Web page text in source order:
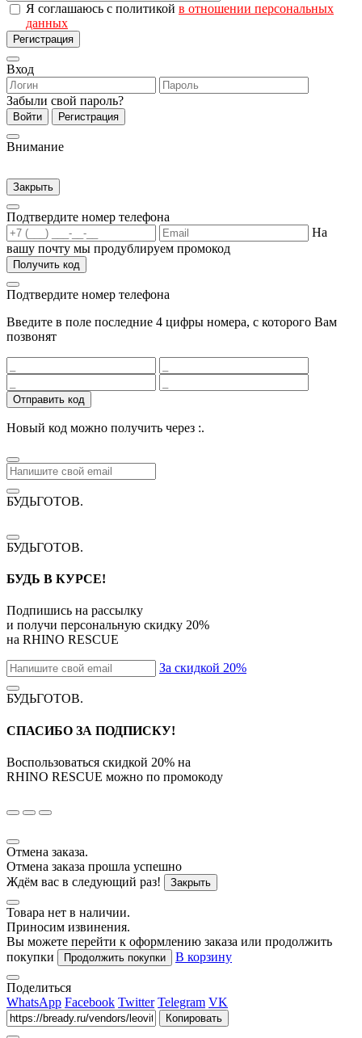
Я соглашаюсь с политикой в отношении персональных
данных
Регистрация
Вход
Забыли свой пароль?
Войти Регистрация
Внимание
Закрыть
Подтвердите номер телефона
На
вашу почту мы продублируем промокод
Получить код
Подтвердите номер телефона
Введите в поле последние 4 цифры номера, с которого Вам
позвонят
Отправить код
Новый код можно получить через :.
БУДЬГОТОВ.
БУДЬГОТОВ.
БУДЬ В КУРСЕ!
Подпишись на рассылку
и получи персональную скидку 20%
на RHINO RESCUE
За скидкой 20%
БУДЬГОТОВ.
СПАСИБО ЗА ПОДПИСКУ!
Воспользоваться скидкой 20% на
RHINO RESCUE можно по промокоду
Отмена заказа.
Отмена заказа прошла успешно
Ждём вас в следующий раз!
Закрыть
Товара нет в наличии.
Приносим извинения.
Вы можете перейти к оформлению заказа или продолжить
покупки
Продолжить покупки В корзину
Поделиться
WhatsApp Facebook Twitter Telegram VK
Копировать